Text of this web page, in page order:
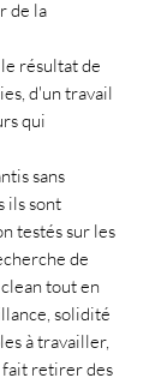
de la
résultat de
d'un travail
qui
sans
ils sont
testés sur les
de
tout en
solidité
à travailler,
fait retirer des